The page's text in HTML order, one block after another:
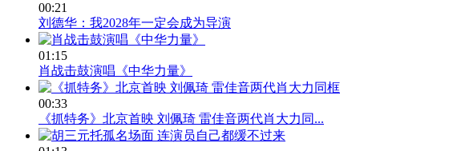
00:21
刘德华：我2028年一定会成为导演
01:15
肖战击鼓演唱《中华力量》
00:33
《抓特务》北京首映 刘佩琦 雷佳音两代肖大力同...